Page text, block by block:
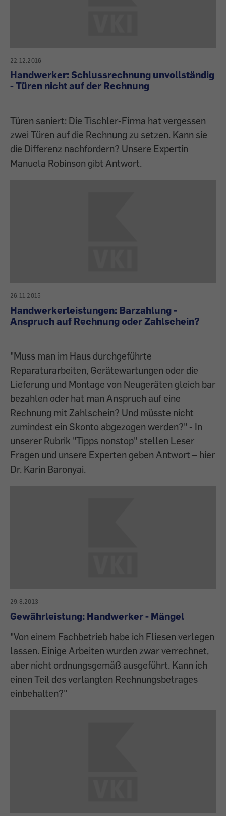
22.12.2016
Handwerker: Schlussrechnung unvollständig
- Türen nicht auf der Rechnung
Türen saniert: Die Tischler-Firma hat vergessen
zwei Türen auf die Rechnung zu setzen. Kann sie
die Differenz nachfordern? Unsere Expertin
Manuela Robinson gibt Antwort.
26.11.2015
Handwerkerleistungen: Barzahlung -
Anspruch auf Rechnung oder Zahlschein?
"Muss man im Haus durchgeführte
Reparaturarbeiten, Gerätewartungen oder die
Lieferung und Montage von Neugeräten gleich bar
bezahlen oder hat man Anspruch auf eine
Rechnung mit Zahlschein? Und müsste nicht
zumindest ein Skonto abgezogen werden?" - In
unserer Rubrik "Tipps nonstop" stellen Leser
Fragen und unsere Experten geben Antwort – hier
Dr. Karin Baronyai.
29.8.2013
Gewährleistung: Handwerker - Mängel
"Von einem Fachbetrieb habe ich Fliesen verlegen
lassen. Einige Arbeiten wurden zwar verrechnet,
aber nicht ordnungsgemäß ausgeführt. Kann ich
einen Teil des verlangten Rechnungsbetrages
einbehalten?"